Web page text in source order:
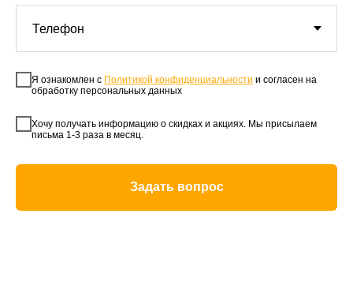
Я ознакомлен с Политикой конфиденциальности и согласен на
обработку персональных данных
Хочу получать информацию о скидках и акциях. Мы присылаем
письма 1-3 раза в месяц.
Задать вопрос